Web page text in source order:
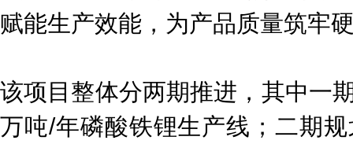
赋能生产效能，为产品质量筑牢
该项目整体分两期推进，其中一
万吨/年磷酸铁锂生产线；二期